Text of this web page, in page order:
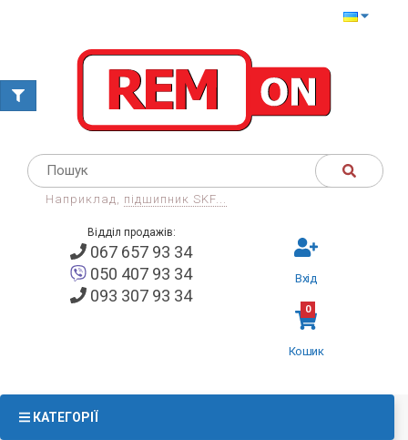
Наприклад, підшипник SKF...
Відділ продажів:
067 657 93 34
050 407 93 34
093 307 93 34
Вхід
Кошик
0
КАТЕГОРІЇ